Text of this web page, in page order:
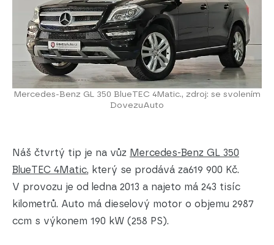
Mercedes-Benz GL 350 BlueTEC 4Matic., zdroj: se svolením
DovezuAuto
Náš čtvrtý tip je na vůz Mercedes-Benz GL 350
BlueTEC 4Matic, který se prodává za619 900 Kč.
V provozu je od ledna 2013 a najeto má 243 tisíc
kilometrů. Auto má dieselový motor o objemu 2987
ccm s výkonem 190 kW (258 PS).